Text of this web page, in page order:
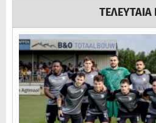
ΤΕΛΕΥΤΑΙΑ